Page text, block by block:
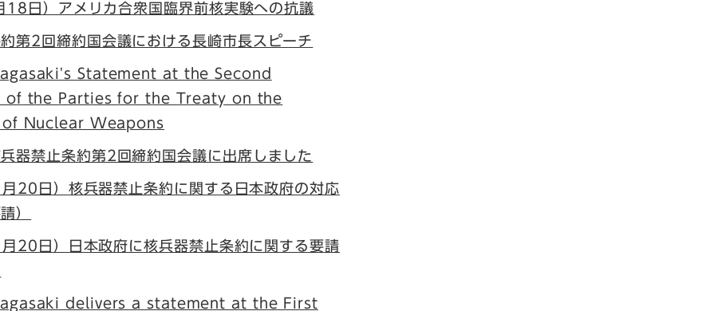
18日）アメリカ合衆国臨界前核実験への抗議
第2回締約国会議における長崎市長スピーチ
Statement at the Second
of the Parties for the Treaty on the
Nuclear Weapons
器禁止条約第2回締約国会議に出席しました
20日）核兵器禁止条約に関する日本政府の対応
）
20日）日本政府に核兵器禁止条約に関する要請
delivers a statement at the First